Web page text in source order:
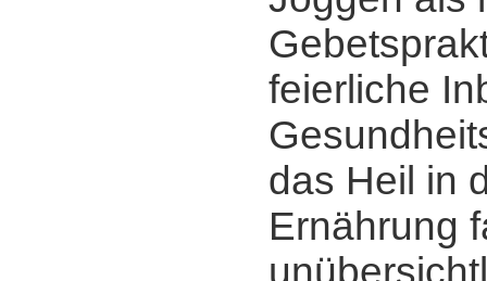
feierliche
das Heil in
Ernährung